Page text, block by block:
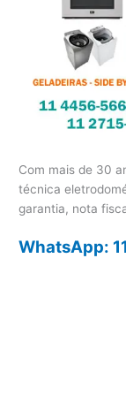
Com mais de 30
técnica
garantia, nota
WhatsApp: